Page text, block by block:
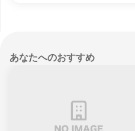
あなたへのおすすめ